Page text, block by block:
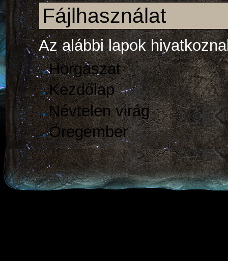
Fájlhasználat
Az alábbi lapok
Horgászat
Kezdőlap
Névtelen virág
Öregember